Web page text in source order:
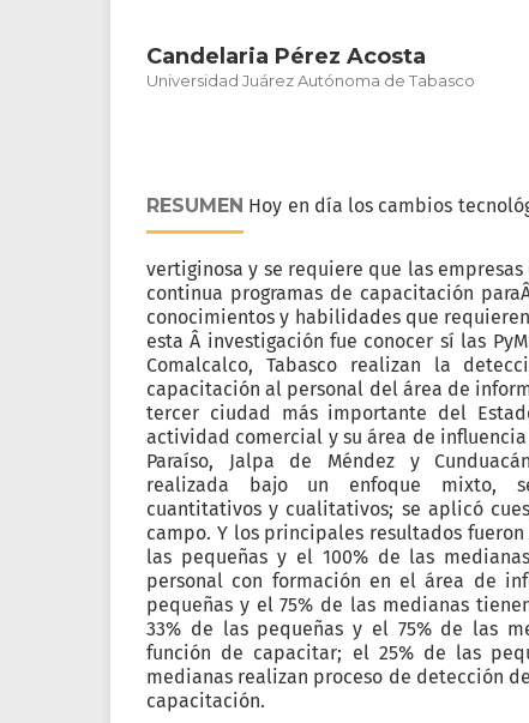
Candelaria Pérez Acosta
Universidad Juárez Autónoma de Tabasco
RESUMEN Hoy en día los cambios
vertiginosa y se requiere que las
continua programas de capacitación
conocimientos y habilidades que
esta Â investigación fue conocer sí las
Comalcalco, Tabasco realizan la
capacitación al personal del área de
tercer ciudad más importante del
actividad comercial y su área de
Paraíso, Jalpa de Méndez y
realizada bajo un enfoque mixto,
cuantitativos y cualitativos; se aplicó
campo. Y los principales resultados fueron
las pequeñas y el 100% de las
personal con formación en el área de
pequeñas y el 75% de las medianas
33% de las pequeñas y el 75% de las
función de capacitar; el 25% de las
medianas realizan proceso de detección
capacitación.